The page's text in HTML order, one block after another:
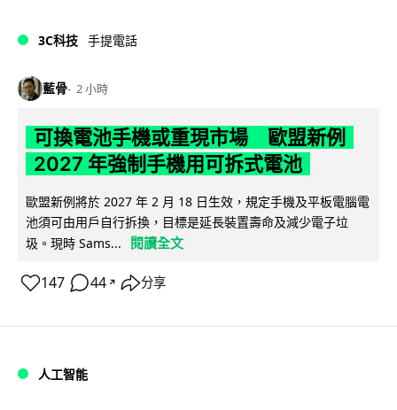
3C科技 手提電話
藍骨 2 小時
可換電池手機或重現市場 歐盟新例
2027 年強制手機用可拆式電池
歐盟新例將於 2027 年 2 月 18 日生效，規定手機及平板電腦電
池須可由用戶自行拆換，目標是延長裝置壽命及減少電子垃
圾。現時 Sams...
閱讀全文
147 44 ↗ 分享
人工智能